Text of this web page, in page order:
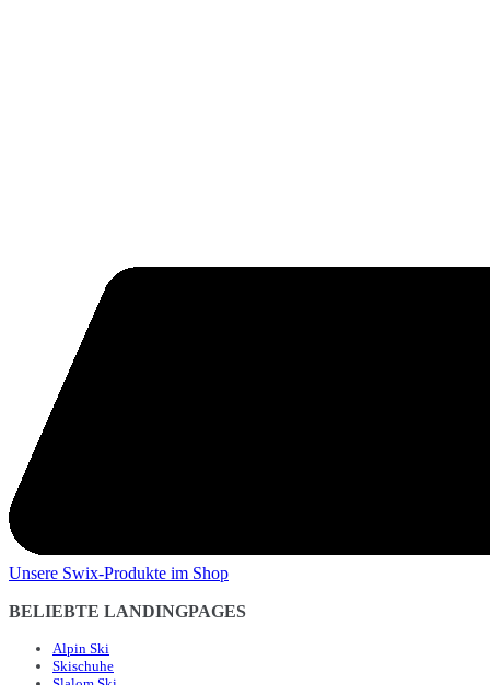
Unsere Swix-Produkte im Shop
BELIEBTE LANDINGPAGES
Alpin Ski
Skischuhe